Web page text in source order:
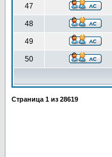
47
48
49
50
Страница 1 из 28619